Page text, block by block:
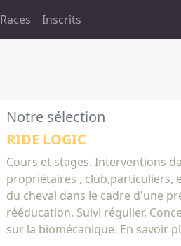
Races Inscrits
Notre sélection
RIDE LOGIC
Cours et stages. Interventions
propriétaires , club,particuliers,
du cheval dans le cadre d'une
rééducation. Suivi régulier.
sur la biomécanique. En savoir